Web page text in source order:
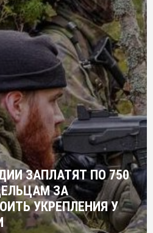
ЗАПЛАТЯТ ПО 750
ЗА
УКРЕПЛЕНИЯ У